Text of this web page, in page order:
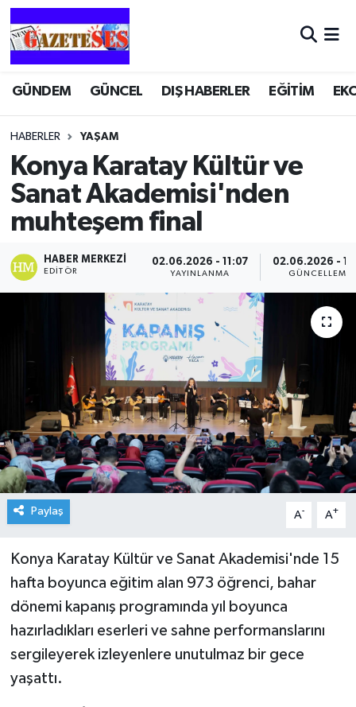
GÜNDEM GÜNCEL DIŞ HABERLER EĞİTİM
HABERLER YAŞAM
Konya Karatay Kültür ve
Sanat Akademisi'nden
muhteşem final
HABER MERKEZI
EDITÖR
02.06.2026 - 11:07
YAYINLANMA
02.06.2026 -
GÜNCELLEME
Paylaş A- A+
Konya Karatay Kültür ve Sanat Akademisi'nde 15
hafta boyunca eğitim alan 973 öğrenci, bahar
dönemi kapanış programında yıl boyunca
hazırladıkları eserleri ve sahne performanslarını
sergileyerek izleyenlere unutulmaz bir gece
yaşattı.